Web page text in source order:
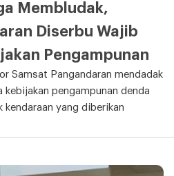
Membludak,
Diserbu Wajib
Pengampunan
Samsat Pangandaran mendadak
pengampunan denda
kendaraan yang diberikan